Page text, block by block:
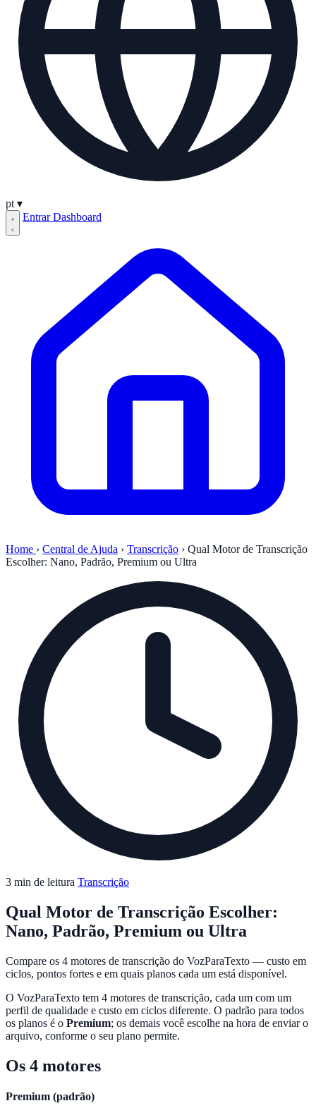
pt ▾
EntrarDashboard
Home › Central de Ajuda › Transcrição › Qual Motor de Transcrição
Escolher: Nano, Padrão, Premium ou Ultra
3 min de leitura Transcrição
Qual Motor de Transcrição Escolher:
Nano, Padrão, Premium ou Ultra
Compare os 4 motores de transcrição do VozParaTexto — custo em
ciclos, pontos fortes e em quais planos cada um está disponível.
O VozParaTexto tem 4 motores de transcrição, cada um com um
perfil de qualidade e custo em ciclos diferente. O padrão para todos
os planos é o Premium; os demais você escolhe na hora de enviar o
arquivo, conforme o seu plano permite.
Os 4 motores
Premium (padrão)